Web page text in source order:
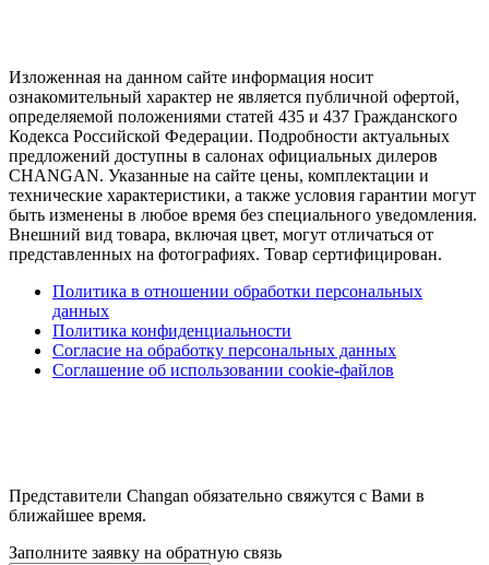
Изложенная на данном сайте информация носит
ознакомительный характер не является публичной офертой,
определяемой положениями статей 435 и 437 Гражданского
Кодекса Российской Федерации. Подробности актуальных
предложений доступны в салонах официальных дилеров
CHANGAN. Указанные на сайте цены, комплектации и
технические характеристики, а также условия гарантии могут
быть изменены в любое время без специального уведомления.
Внешний вид товара, включая цвет, могут отличаться от
представленных на фотографиях. Товар сертифицирован.
Политика в отношении обработки персональных
данных
Политика конфиденциальности
Согласие на обработку персональных данных
Соглашение об использовании cookie-файлов
Представители Changan обязательно свяжутся с Вами в
ближайшее время.
Заполните заявку на обратную связь